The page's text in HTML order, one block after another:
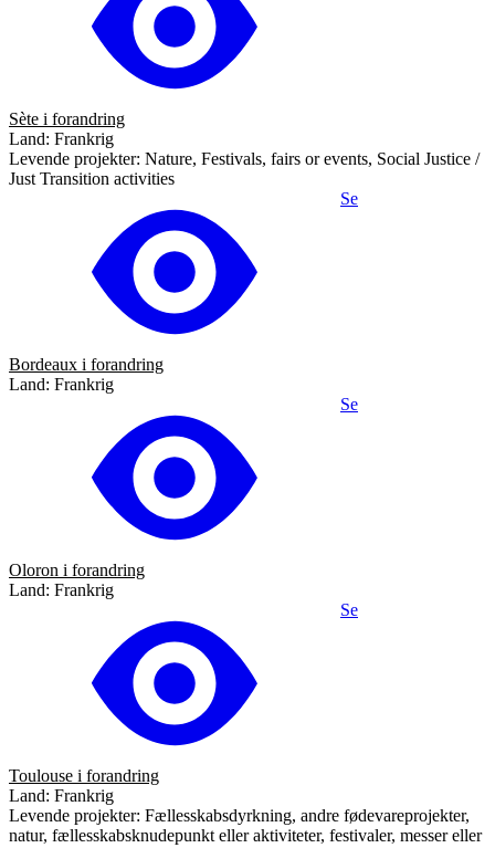
Sète i forandring
Land: Frankrig
Levende projekter: Nature, Festivals, fairs or events, Social Justice /
Just Transition activities
Se
Bordeaux i forandring
Land: Frankrig
Se
Oloron i forandring
Land: Frankrig
Se
Toulouse i forandring
Land: Frankrig
Levende projekter: Fællesskabsdyrkning, andre fødevareprojekter,
natur, fællesskabsknudepunkt eller aktiviteter, festivaler, messer eller